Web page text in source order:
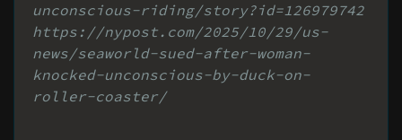
unconscious-riding/story?id=126979742
https://nypost.com/2025/10/29/us-
news/seaworld-sued-after-woman-
knocked-unconscious-by-duck-on-
roller-coaster/